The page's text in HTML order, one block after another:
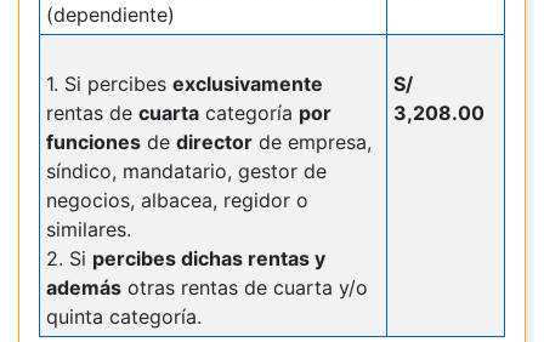
(dependiente)
1. Si percibes exclusivamente
rentas de cuartacategoría por
funcionesde directorde empresa,
síndico, mandatario, gestor de
negocios, albacea, regidor o
similares.
2. Si percibes dichas rentas y
ademásotras rentas de cuarta y/o
quinta categoría.
S/
3,208.00